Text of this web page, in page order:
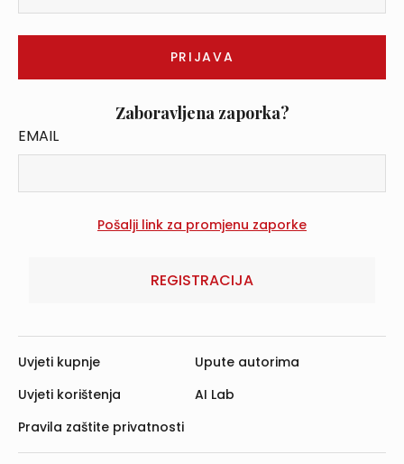
Zaboravljena zaporka?
EMAIL
REGISTRACIJA
Uvjeti kupnje
Uvjeti korištenja
Pravila zaštite privatnosti
Upute autorima
AI Lab